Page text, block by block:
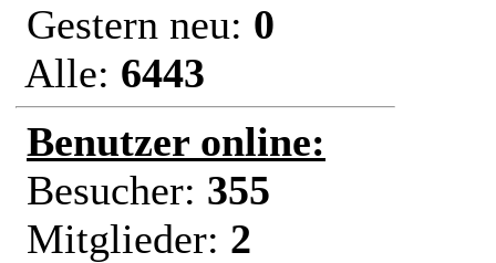
Gestern neu: 0
Alle: 6443
Benutzer online:
Besucher: 355
Mitglieder: 2